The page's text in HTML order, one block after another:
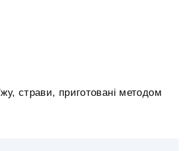
страви, приготовані методом